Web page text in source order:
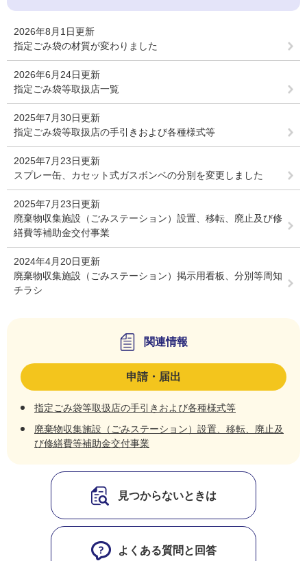
2026年8月1日更新
指定ごみ袋の材質が変わりました
2026年6月24日更新
指定ごみ袋等取扱店一覧
2025年7月30日更新
指定ごみ袋等取扱店の手引きおよび各種様式等
2025年7月23日更新
スプレー缶、カセット式ガスボンベの分別を変更しました
2025年7月23日更新
廃棄物収集施設（ごみステーション）設置、移転、廃止及び修
繕費等補助金交付事業
2024年4月20日更新
廃棄物収集施設（ごみステーション）掲示用看板、分別等周知
チラシ
関連情報
申請・届出
指定ごみ袋等取扱店の手引きおよび各種様式等
廃棄物収集施設（ごみステーション）設置、移転、廃止及
び修繕費等補助金交付事業
見つからないときは
よくある質問と回答